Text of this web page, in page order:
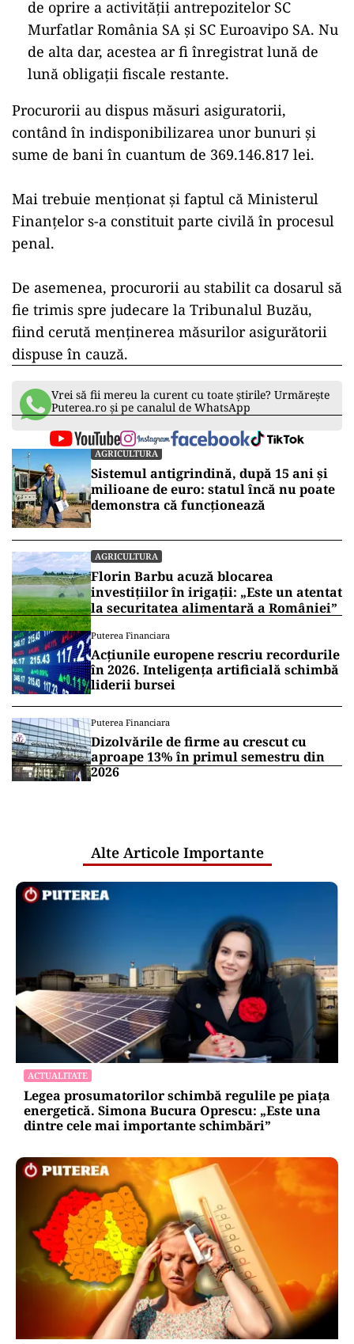
de oprire a activității antrepozitelor SC
Murfatlar România SA şi SC Euroavipo SA. Nu
de alta dar, acestea ar fi înregistrat lună de
lună obligaţii fiscale restante.
Procurorii au dispus măsuri asiguratorii,
contând în indisponibilizarea unor bunuri şi
sume de bani în cuantum de 369.146.817 lei.
Mai trebuie menționat și faptul că Ministerul
Finanţelor s-a constituit parte civilă în procesul
penal.
De asemenea, procurorii au stabilit ca dosarul să
fie trimis spre judecare la Tribunalul Buzău,
fiind cerută menţinerea măsurilor asigurătorii
dispuse în cauză.
Vrei să fii mereu la curent cu toate știrile? Urmărește
Puterea.ro și pe canalul de WhatsApp
AGRICULTURA
Sistemul antigrindină, după 15 ani și
milioane de euro: statul încă nu poate
demonstra că funcționează
AGRICULTURA
Florin Barbu acuză blocarea
investițiilor în irigații: „Este un atentat
la securitatea alimentară a României”
Puterea Financiara
Acțiunile europene rescriu recordurile
în 2026. Inteligența artificială schimbă
liderii bursei
Puterea Financiara
Dizolvările de firme au crescut cu
aproape 13% în primul semestru din
2026
Alte Articole Importante
ACTUALITATE
Legea prosumatorilor schimbă regulile pe piața
energetică. Simona Bucura Oprescu: „Este una
dintre cele mai importante schimbări”